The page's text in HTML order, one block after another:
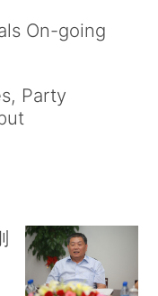
On-going
Party